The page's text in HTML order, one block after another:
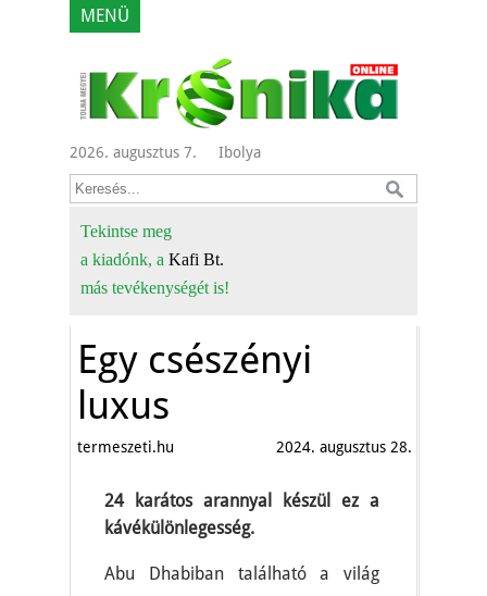
MENÜ
2026. augusztus 7. Ibolya
Tekintse meg
a kiadónk, a Kafi Bt.
más tevékenységét is!
Egy csészényi
luxus
termeszeti.hu 2024. augusztus 28.
24 karátos arannyal készül ez a
kávékülönlegesség.
Abu Dhabiban található a világ